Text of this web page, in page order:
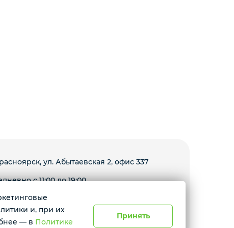
ул. Абытаевская 2, офис 337
с 11:00 до 19:00
Условия доставки
и, при их
— в Политике
Принять